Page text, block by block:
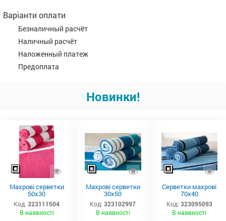
Варіанти оплати
Безналичный расчёт
Наличный расчёт
Наложенный платеж
Предоплата
Новинки!
Махрові серветки
50х30
Код: 323111504
В наявності
Махрові серветки
30х50
Код: 323102997
В наявності
Серветки махрові
70х40
Код: 323095093
В наявності